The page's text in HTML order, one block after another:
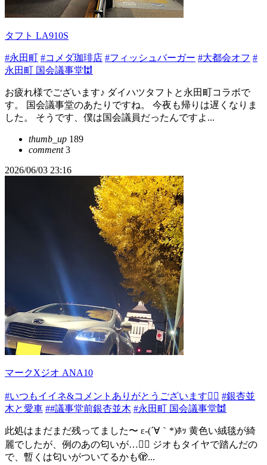
タフト LA910S
#永田町 #コメダ珈琲店 #フィッシュバーガー #大都会オフ #
永田町 国会議事堂🕍
お疲れ様でございます♪ ダイハツタフトと永田町コラボで
す。 国会議事堂のあたりですね。 今夜も帰りは遅くなりま
した。 そうです、僕は国会議員だったんですよ...
thumb_up 189
comment3
2026/06/03 23:16
マークXジオ ANA10
#いつもイイネ&コメントありがとうございます🙇‍♂️ #銀杏並
木と愛車 ##議事堂前銀杏並木 #永田町 国会議事堂🕍
此処はまだまだ残ってました〜 ε-(´∀｀*)ﾎｯ 黄色い絨毯が綺
麗でしたが、例のあの匂いが…😵‍💫 ジオもタイヤで踏んだの
で、暫くは匂いがついてるかも🫣...